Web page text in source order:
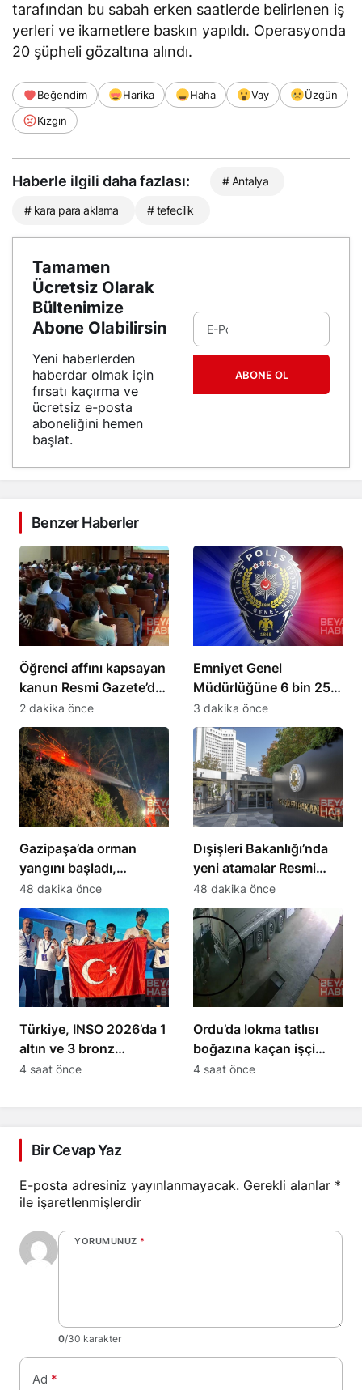
tarafından bu sabah erken saatlerde belirlenen iş
yerleri ve ikametlere baskın yapıldı. Operasyonda
20 şüpheli gözaltına alındı.
Beğendim Harika Haha Vay
Üzgün
Kızgın
Haberle ilgili daha fazlası: # Antalya
# kara para aklama # tefecilik
Tamamen
Ücretsiz Olarak
Bültenimize
Abone Olabilirsin
Yeni haberlerden
haberdar olmak için
fırsatı kaçırma ve
ücretsiz e-posta
aboneliğini hemen
başlat.
ABONE OL
Benzer Haberler
Öğrenci affını kapsayan
kanun Resmi Gazete’de
yayımlandı
2 dakika önce
Emniyet Genel
Müdürlüğüne 6 bin 250
kadro ihdas edildi
3 dakika önce
Gazipaşa’da orman
yangını başladı,
müdahale sürüyor
48 dakika önce
Dışişleri Bakanlığı’nda
yeni atamalar Resmi
Gazete’de yayımlandı
48 dakika önce
Türkiye, INSO 2026’da 1
altın ve 3 bronz
madalya kazandı
4 saat önce
Ordu’da lokma tatlısı
boğazına kaçan işçi
Heimlich manevrasıyla
4 saat önce
Bir Cevap Yaz
E-posta adresiniz yayınlanmayacak. Gerekli alanlar *
ile işaretlenmişlerdir
YORUMUNUZ *
0/30 karakter
Ad *